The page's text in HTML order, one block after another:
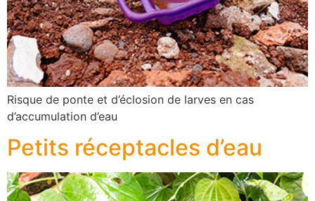
Risque de ponte et d’éclosion de larves en cas
d’accumulation d’eau
Petits réceptacles d’eau